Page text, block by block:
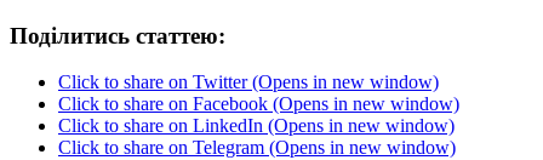
Поділитись статтею:
Click to share on Twitter (Opens in new window)
Click to share on Facebook (Opens in new window)
Click to share on LinkedIn (Opens in new window)
Click to share on Telegram (Opens in new window)